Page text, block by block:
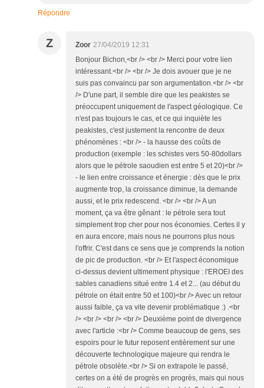
Répondre
Z Zoor 27/04/2019 12:31
Bonjour Bichon,<br /> <br /> Merci pour votre lien
intéressant.<br /> <br /> Je dois avouer que je ne
suis pas convaincu par son argumentation.<br /> <br
/> D'une part, il semble dire que les peakistes se
préoccupent uniquement de l'aspect géologique. Ce
n'est pas toujours le cas, et ce qui inquiète les
peakistes, c'est justement la rencontre de deux
phénomènes : <br /> - la hausse des coûts de
production (exemple : les schistes vers 50-80dollars
alors que le pétrole saoudien est entre 5 et 20)<br />
- le lien entre croissance et énergie : dès que le prix
augmente trop, la croissance diminue, la demande
aussi, et le prix redescend. <br /> <br /> A un
moment, ça va être gênant : le pétrole sera tout
simplement trop cher pour nos économies. Certes il y
en aura encore, mais nous ne pourrons plus nous
l'offrir. C'est dans ce sens que je comprends la notion
de pic de production. <br /> Et l'aspect économique
ci-dessus devient ultimement physique : l'EROEI des
sables canadiens situé entre 1.4 et 2... (au début du
pétrole on était entre 50 et 100)<br /> Avec un retour
aussi faible, ça va vite devenir problématique :) .<br
/> <br /> <br /> <br /> Deuxième point de divergence
avec l'article :<br /> Comme beaucoup de gens, ses
espoirs pour le futur reposent entièrement sur une
découverte technologique majeure qui rendra le
pétrole obsolète.<br /> Si on extrapole le passé,
certes on a été de progrès en progrès, mais qui nous